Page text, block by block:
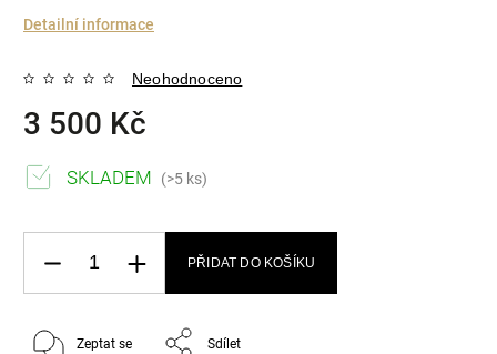
Detailní informace
Neohodnoceno
3 500 Kč
SKLADEM (>5 ks)
PŘIDAT DO KOŠÍKU
Zeptat se Sdílet